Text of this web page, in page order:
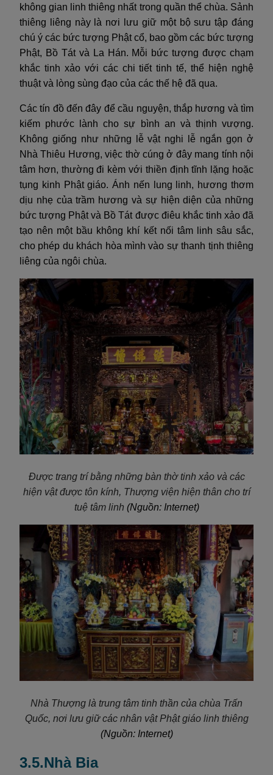
không gian linh thiêng nhất trong quần thể chùa. Sảnh
thiêng liêng này là nơi lưu giữ một bộ sưu tập đáng
chú ý các bức tượng Phật cổ, bao gồm các bức tượng
Phật, Bồ Tát và La Hán. Mỗi bức tượng được chạm
khắc tinh xảo với các chi tiết tinh tế, thể hiện nghệ
thuật và lòng sùng đạo của các thế hệ đã qua.
Các tín đồ đến đây để cầu nguyện, thắp hương và tìm
kiếm phước lành cho sự bình an và thịnh vượng.
Không giống như những lễ vật nghi lễ ngắn gọn ở
Nhà Thiêu Hương, việc thờ cúng ở đây mang tính nội
tâm hơn, thường đi kèm với thiền định tĩnh lặng hoặc
tụng kinh Phật giáo. Ánh nến lung linh, hương thơm
dịu nhẹ của trầm hương và sự hiện diện của những
bức tượng Phật và Bồ Tát được điêu khắc tinh xảo đã
tạo nên một bầu không khí kết nối tâm linh sâu sắc,
cho phép du khách hòa mình vào sự thanh tịnh thiêng
liêng của ngôi chùa.
Được trang trí bằng những bàn thờ tinh xảo và các
hiện vật được tôn kính, Thượng viện hiện thân cho trí
tuệ tâm linh (Nguồn: Internet)
Nhà Thượng là trung tâm tinh thần của chùa Trấn
Quốc, nơi lưu giữ các nhân vật Phật giáo linh thiêng
(Nguồn: Internet)
3.5.Nhà Bia